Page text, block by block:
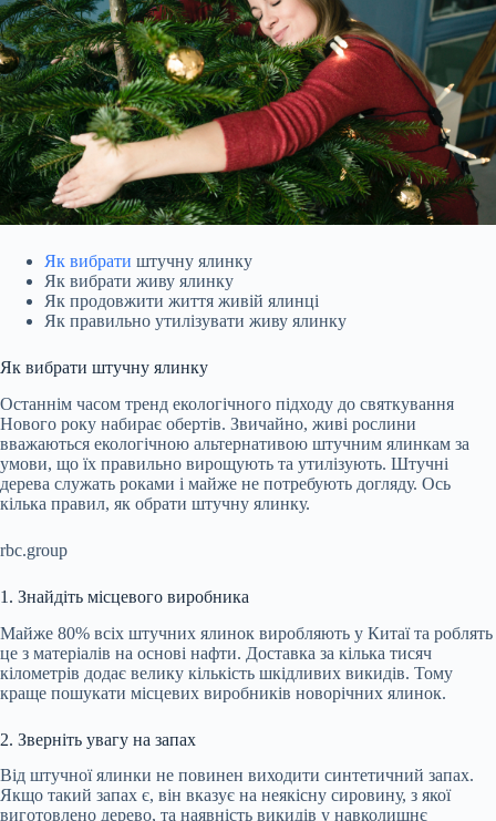
Як вибрати штучну ялинку
Як вибрати живу ялинку
Як продовжити життя живій ялинці
Як правильно утилізувати живу ялинку
Як вибрати штучну ялинку
Останнім часом тренд екологічного підходу до святкування
Нового року набирає обертів. Звичайно, живі рослини
вважаються екологічною альтернативою штучним ялинкам за
умови, що їх правильно вирощують та утилізують. Штучні
дерева служать роками і майже не потребують догляду. Ось
кілька правил, як обрати штучну ялинку.
rbc.group
1. Знайдіть місцевого виробника
Майже 80% всіх штучних ялинок виробляють у Китаї та роблять
це з матеріалів на основі нафти. Доставка за кілька тисяч
кілометрів додає велику кількість шкідливих викидів. Тому
краще пошукати місцевих виробників новорічних ялинок.
2. Зверніть увагу на запах
Від штучної ялинки не повинен виходити синтетичний запах.
Якщо такий запах є, він вказує на неякісну сировину, з якої
виготовлено дерево, та наявність викидів у навколишнє